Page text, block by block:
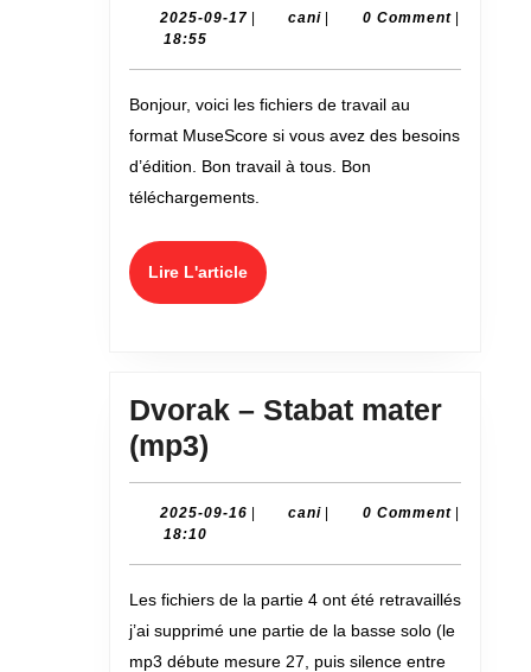
du Stabat
(MuseScore)
2025-09-17 2025-cani cani 0 Comment
18:55
Bonjour, voici les fichiers de travail au
format MuseScore si vous avez des besoins
d’édition. Bon travail à tous. Bon
téléchargements.
Lire L'articleLire
L'article
Dvorak – Stabat mater
(mp3)
–
Stabat
(mp3)
2025-09-16 2025-cani cani 0 Comment
18:10
Les fichiers de la partie 4 ont été retravaillés
j’ai supprimé une partie de la basse solo (le
mp3 débute mesure 27, puis silence entre